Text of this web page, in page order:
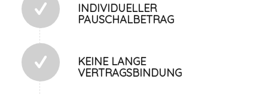
INDIVIDUELLER
PAUSCHALBETRAG
KEINE LANGE
VERTRAGSBINDUNG